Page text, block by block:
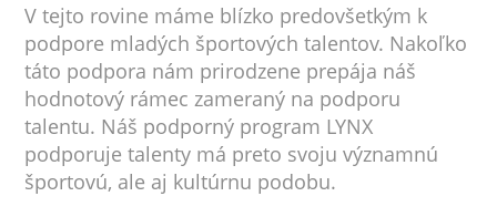
V tejto rovine máme blízko predovšetkým k
podpore mladých športových talentov. Nakoľko
táto podpora nám prirodzene prepája náš
hodnotový rámec zameraný na podporu
talentu. Náš podporný program LYNX
podporuje talenty má preto svoju významnú
športovú, ale aj kultúrnu podobu.